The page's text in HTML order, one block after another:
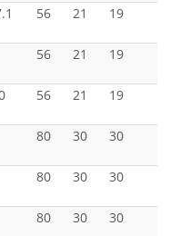
56 21 19
56 21 19
56 21 19
80 30 30
80 30 30
80 30 30